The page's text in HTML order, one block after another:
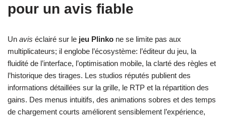
pour un avis fiable
Un avis éclairé sur le jeu Plinko ne se limite pas aux
multiplicateurs; il englobe l’écosystème: l’éditeur du jeu, la
fluidité de l’interface, l’optimisation mobile, la clarté des règles et
l’historique des tirages. Les studios réputés publient des
informations détaillées sur la grille, le RTP et la répartition des
gains. Des menus intuitifs, des animations sobres et des temps
de chargement courts améliorent sensiblement l’expérience,